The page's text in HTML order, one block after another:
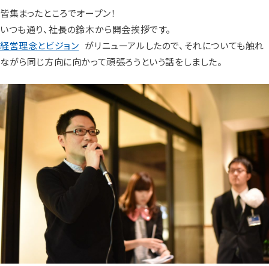
皆集まったところでオープン！
いつも通り、社長の鈴木から開会挨拶です。
経営理念とビジョン がリニューアルしたので、それについても触れ
ながら同じ方向に向かって頑張ろうという話をしました。